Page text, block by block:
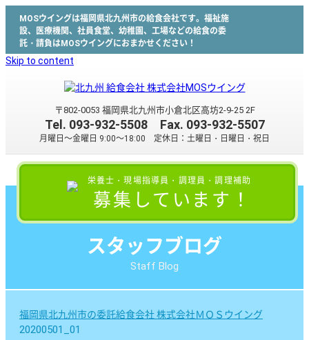
MOSウイングは福岡県北九州市の給食会社です。福祉施
設、医療機関、社員食堂、幼稚園、工場などの給食の委
託・請負はMOSウイングにおまかせください！
Skip to content
〒802-0053 福岡県北九州市小倉北区高坊2-9-25 2F
Tel. 093-932-5508Fax. 093-932-5507
月曜日～金曜日 9:00～18:00 定休日：土曜日・日曜日・祝日
栄養士・現場指導員・調理員・調理補助
募集しています！
スタッフブログ
Staff Blog
福岡県北九州市の委託給食会社 株式会社ＭＯＳウイング
20200501_01